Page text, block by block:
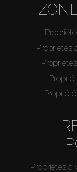
Propriétés
Propriétés à